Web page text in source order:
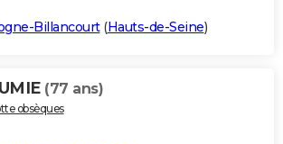
Billancourt(Hauts-de-Seine)
(77 ans)
obsèques